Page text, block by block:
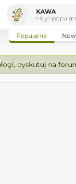
KAWA
Hity i
Popularne
dyskutuj na